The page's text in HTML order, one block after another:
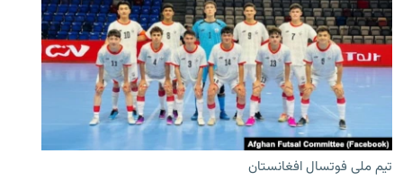
تیم ملی فوتسال افغانستان